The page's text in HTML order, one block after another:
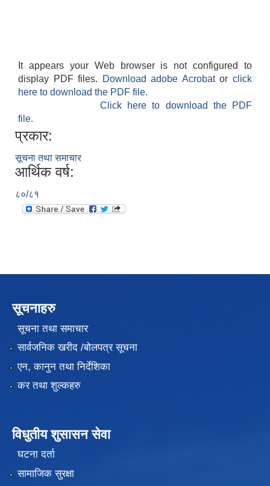
It appears your Web browser is not configured to
display PDF files.
Download adobe Acrobatorclick
here to download the PDF file.
Click here to download the PDF
file.
प्रकार:
सूचना तथा समाचार
आर्थिक वर्ष:
८०/८१
सूचनाहरु
सूचना तथा समाचार
सार्वजनिक खरीद /बोलपत्र सूचना
एन, कानुन तथा निर्देशिका
कर तथा शुल्कहरु
विधुतीय शुसासन सेवा
घटना दर्ता
सामाजिक सुरक्षा